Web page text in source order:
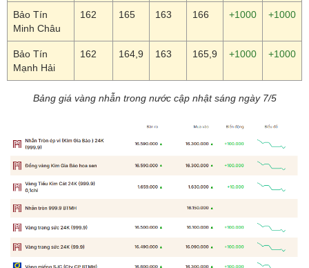
Bảo Tín
Minh Châu
162 165 163 166 +1000 +1000
Bảo Tín
Mạnh Hải
162 164,9 163 165,9 +1000 +1000
Bảng giá vàng nhẫn trong nước cập nhật sáng ngày 7/5